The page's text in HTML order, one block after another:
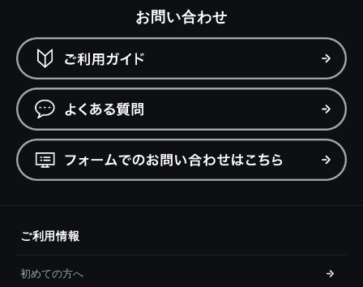
お問い合わせ
ご利用情報
初めての方へ